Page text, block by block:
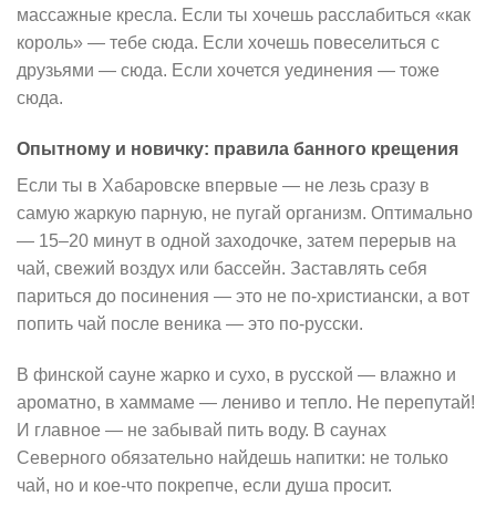
массажные кресла. Если ты хочешь расслабиться «как
король» — тебе сюда. Если хочешь повеселиться с
друзьями — сюда. Если хочется уединения — тоже
сюда.
Опытному и новичку: правила банного крещения
Если ты в Хабаровске впервые — не лезь сразу в
самую жаркую парную, не пугай организм. Оптимально
— 15–20 минут в одной заходочке, затем перерыв на
чай, свежий воздух или бассейн. Заставлять себя
париться до посинения — это не по-христиански, а вот
попить чай после веника — это по-русски.
В финской сауне жарко и сухо, в русской — влажно и
ароматно, в хаммаме — лениво и тепло. Не перепутай!
И главное — не забывай пить воду. В саунах
Северного обязательно найдешь напитки: не только
чай, но и кое-что покрепче, если душа просит.